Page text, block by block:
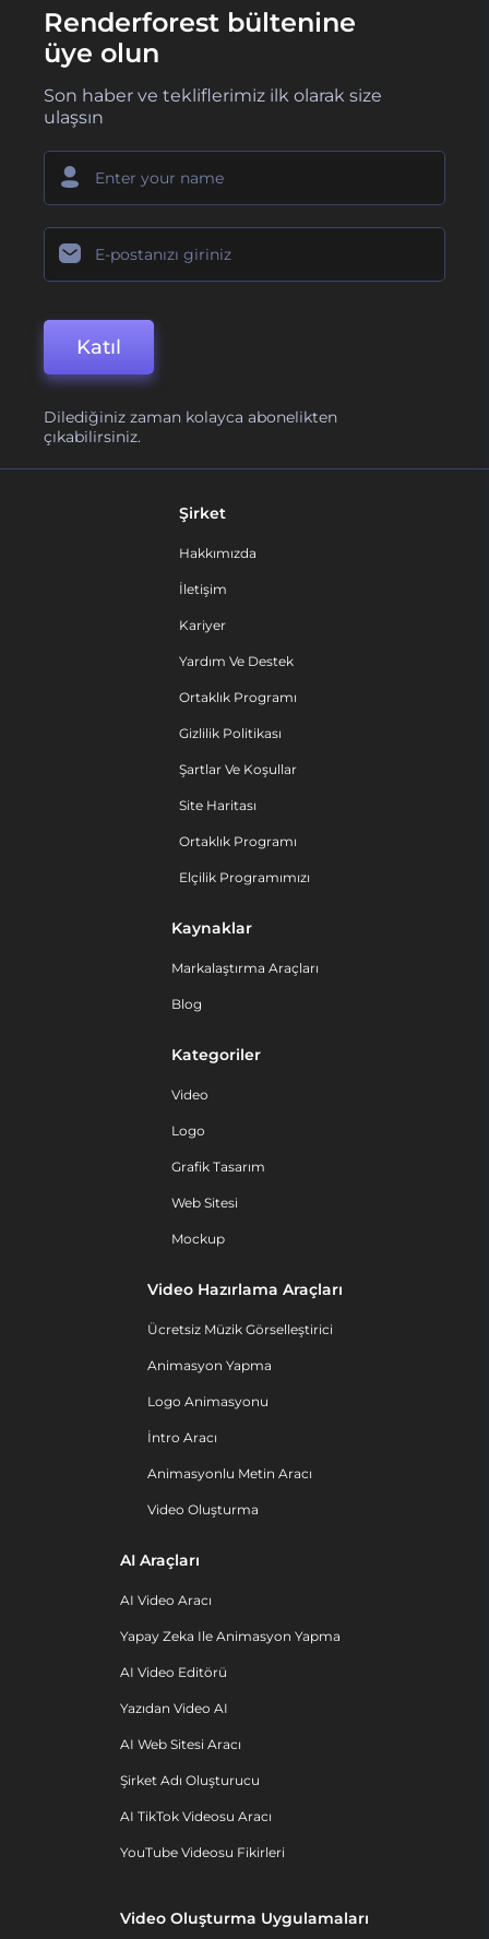
Renderforest bültenine
üye olun
Son haber ve tekliflerimiz ilk olarak size
ulaşsın
Katıl
Dilediğiniz zaman kolayca abonelikten
çıkabilirsiniz.
Şirket
Hakkımızda
İletişim
Kariyer
Yardım Ve Destek
Ortaklık Programı
Gizlilik Politikası
Şartlar Ve Koşullar
Site Haritası
Ortaklık Programı
Elçilik Programımızı
Kaynaklar
Markalaştırma Araçları
Blog
Kategoriler
Video
Logo
Grafik Tasarım
Web Sitesi
Mockup
Video Hazırlama Araçları
Ücretsiz Müzik Görselleştirici
Animasyon Yapma
Logo Animasyonu
İntro Aracı
Animasyonlu Metin Aracı
Video Oluşturma
AI Araçları
AI Video Aracı
Yapay Zeka Ile Animasyon Yapma
AI Video Editörü
Yazıdan Video AI
AI Web Sitesi Aracı
Şirket Adı Oluşturucu
AI TikTok Videosu Aracı
YouTube Videosu Fikirleri
Video Oluşturma Uygulamaları